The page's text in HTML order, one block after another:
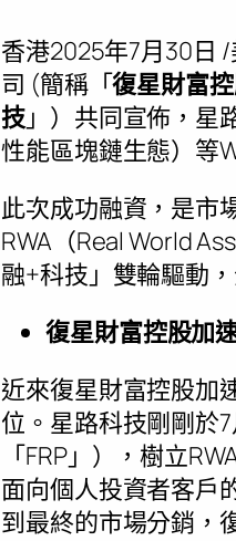
香港2025年7月30日 /
司 (簡稱「復星財富
技」）共同宣佈，星
性能區塊鏈生態）等
此次成功融資，是市
RWA（Real World
融+科技」雙輪驅動
復星財富控股加
近來復星財富控股加
位。星路科技剛剛於
「FRP」），樹立
面向個人投資者客戶
到最終的市場分銷，